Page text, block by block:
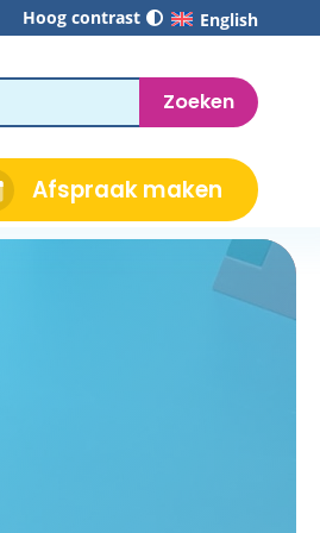
Hoog contrast English
Afspraak maken